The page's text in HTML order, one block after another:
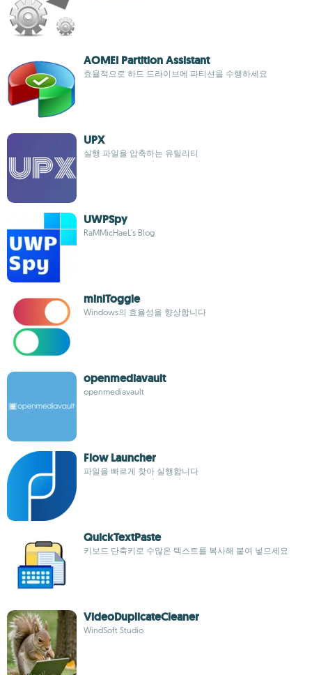
AOMEI Partition Assistant
효율적으로 하드 드라이브에 파티션을 수행하세요
UPX
실행 파일을 압축하는 유틸리티
UWPSpy
RaMMicHaeL's Blog
miniToggle
Windows의 효율성을 향상합니다
openmediavault
openmediavault
Flow Launcher
파일을 빠르게 찾아 실행합니다
QuickTextPaste
키보드 단축키로 수많은 텍스트를 복사해 붙여 넣으세요
VideoDuplicateCleaner
WindSoft Studio